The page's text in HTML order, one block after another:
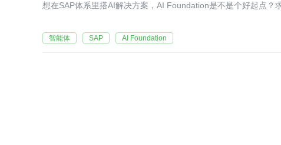
想在SAP体系里搭AI解决方案，AI Foundation是不是个好起点？求
智能体 SAP AI Foundation